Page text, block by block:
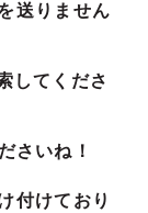
送りません
してくださ
さいね！
付けており